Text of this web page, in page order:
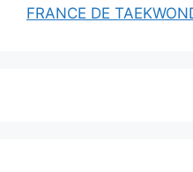
FRANCE DE